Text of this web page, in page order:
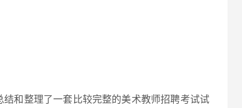
结和整理了一套比较完整的美术教师招聘考试试